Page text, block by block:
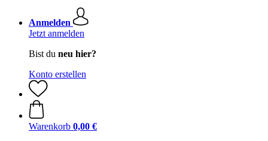
Anmelden
Jetzt anmelden
Bist du neu hier?
Konto erstellen
Warenkorb 0,00 €